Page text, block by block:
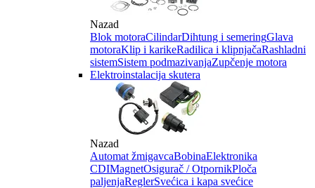
Nazad
Blok motoraCilindarDihtung i semeringGlava
motoraKlip i karikeRadilica i klipnjačaRashladni
sistemSistem podmazivanjaZupčenje motora
Elektroinstalacija skutera
Nazad
Automat žmigavcaBobinaElektronika
CDIMagnetOsigurač / OtpornikPloča
paljenjaReglerSvećica i kapa svećice